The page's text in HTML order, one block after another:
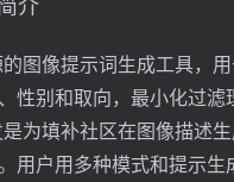
介
图像提示词生成工具，
性别和取向，最小化过滤
为填补社区在图像描述
用户用多种模式和提示